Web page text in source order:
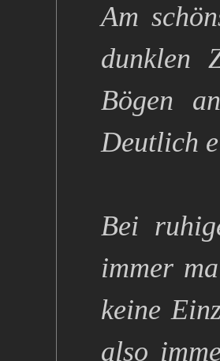
Am
dunklen
Bögen
Deutlich
Bei
immer
keine
also